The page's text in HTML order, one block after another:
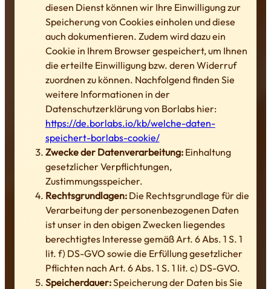
diesen Dienst können wir Ihre Einwilligung zur
Speicherung von Cookies einholen und diese
auch dokumentieren. Zudem wird dazu ein
Cookie in Ihrem Browser gespeichert, um Ihnen
die erteilte Einwilligung bzw. deren Widerruf
zuordnen zu können. Nachfolgend finden Sie
weitere Informationen in der
Datenschutzerklärung von Borlabs hier:
https://de.borlabs.io/kb/welche-daten-
speichert-borlabs-cookie/
Zwecke der Datenverarbeitung: Einhaltung
gesetzlicher Verpflichtungen,
Zustimmungsspeicher.
Rechtsgrundlagen:Die Rechtsgrundlage für die
Verarbeitung der personenbezogenen Daten
ist unser in den obigen Zwecken liegendes
berechtigtes Interesse gemäß Art. 6 Abs. 1 S. 1
lit. f) DS-GVO sowie die Erfüllung gesetzlicher
Pflichten nach Art. 6 Abs. 1 S. 1 lit. c) DS-GVO.
Speicherdauer:Speicherung der Daten bis Sie